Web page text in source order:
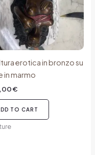
erotica in bronzo su
in marmo
€
TO CART